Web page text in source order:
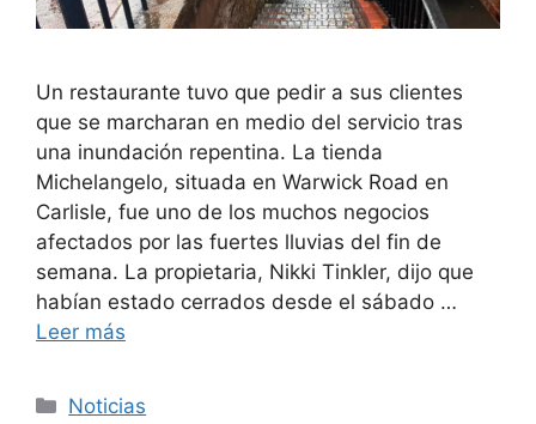
Un restaurante tuvo que pedir a sus clientes
que se marcharan en medio del servicio tras
una inundación repentina. La tienda
Michelangelo, situada en Warwick Road en
Carlisle, fue uno de los muchos negocios
afectados por las fuertes lluvias del fin de
semana. La propietaria, Nikki Tinkler, dijo que
habían estado cerrados desde el sábado …
Leer más
Categorías
Noticias